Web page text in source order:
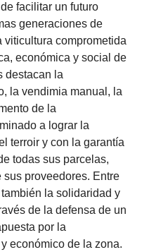
facilitar un futuro
generaciones de
comprometida
económica y social de
destacan la
la vendimia manual, la
de la
a lograr la
terroir y con la garantía
todas sus parcelas,
proveedores. Entre
la solidaridad y
de la defensa de un
por la
económico de la zona.